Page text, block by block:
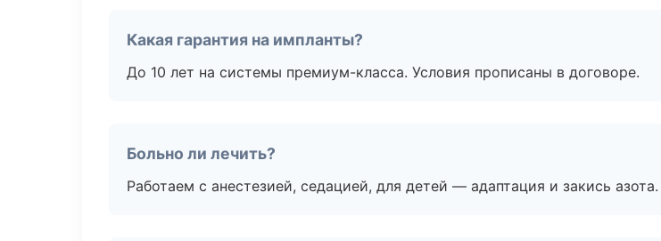
Какая гарантия на импланты?
До 10 лет на системы премиум-класса. Условия прописаны в договоре.
Больно ли лечить?
Работаем с анестезией, седацией, для детей — адаптация и закись азота.